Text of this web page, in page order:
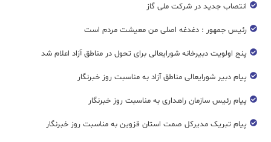
انتصاب جدید در شرکت ملی گاز
رئیس جمهور : دغدغه اصلی من معیشت مردم است
پنج اولویت دبیرخانه شورایعالی برای تحول در مناطق آزاد اعلام شد
پیام دبیر شورایعالی مناطق آزاد به مناسبت روز خبرنگار
پیام رئیس سازمان راهداری به مناسبت روز خبرنگار
پیام تبریک مدیرکل صمت استان قزوین به مناسبت روز خبرنگار